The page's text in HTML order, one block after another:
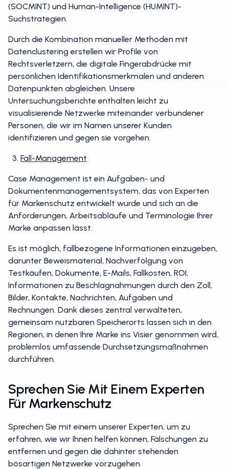
(SOCMINT) und Human-Intelligence (HUMINT)-
Suchstrategien.
Durch die Kombination manueller Methoden mit
Datenclustering erstellen wir Profile von
Rechtsverletzern, die digitale Fingerabdrücke mit
persönlichen Identifikationsmerkmalen und anderen
Datenpunkten abgleichen. Unsere
Untersuchungsberichte enthalten leicht zu
visualisierende Netzwerke miteinander verbundener
Personen, die wir im Namen unserer Kunden
identifizieren und gegen sie vorgehen.
Fall-Management
Case Management ist ein Aufgaben- und
Dokumentenmanagementsystem, das von Experten
für Markenschutz entwickelt wurde und sich an die
Anforderungen, Arbeitsabläufe und Terminologie Ihrer
Marke anpassen lässt.
Es ist möglich, fallbezogene Informationen einzugeben,
darunter Beweismaterial, Nachverfolgung von
Testkäufen, Dokumente, E-Mails, Fallkosten, ROI,
Informationen zu Beschlagnahmungen durch den Zoll,
Bilder, Kontakte, Nachrichten, Aufgaben und
Rechnungen. Dank dieses zentral verwalteten,
gemeinsam nutzbaren Speicherorts lassen sich in den
Regionen, in denen Ihre Marke ins Visier genommen wird,
problemlos umfassende Durchsetzungsmaßnahmen
durchführen.
Sprechen Sie Mit Einem Experten
Für Markenschutz
Sprechen Sie mit einem unserer Experten, um zu
erfahren, wie wir Ihnen helfen können, Fälschungen zu
entfernen und gegen die dahinter stehenden
bösartigen Netzwerke vorzugehen.